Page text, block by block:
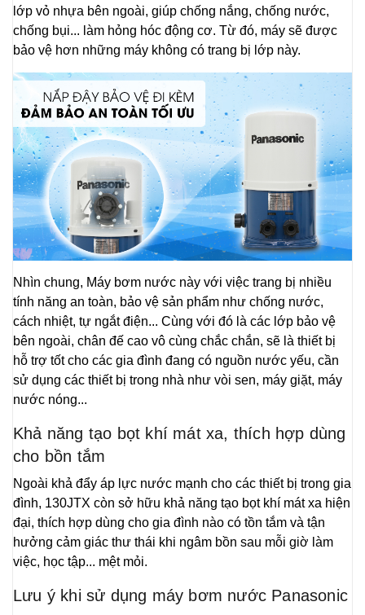
lớp vỏ nhựa bên ngoài, giúp chống nắng, chống nước,
chống bụi... làm hỏng hóc động cơ. Từ đó, máy sẽ được
bảo vệ hơn những máy không có trang bị lớp này.
Nhìn chung, Máy bơm nước này với việc trang bị nhiều
tính năng an toàn, bảo vệ sản phẩm như chống nước,
cách nhiệt, tự ngắt điện... Cùng với đó là các lớp bảo vệ
bên ngoài, chân đế cao vô cùng chắc chắn, sẽ là thiết bị
hỗ trợ tốt cho các gia đình đang có nguồn nước yếu, cần
sử dụng các thiết bị trong nhà như vòi sen, máy giặt, máy
nước nóng...
Khả năng tạo bọt khí mát xa, thích hợp dùng
cho bồn tắm
Ngoài khả đẩy áp lực nước mạnh cho các thiết bị trong gia
đình, 130JTX còn sở hữu khả năng tạo bọt khí mát xa hiện
đại, thích hợp dùng cho gia đình nào có tồn tắm và tận
hưởng cảm giác thư thái khi ngâm bồn sau mỗi giờ làm
việc, học tập... mệt mỏi.
Lưu ý khi sử dụng máy bơm nước Panasonic